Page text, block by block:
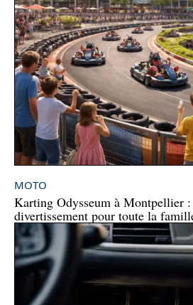
MOTO
Karting Odysseum à Montpellier
divertissement pour toute la